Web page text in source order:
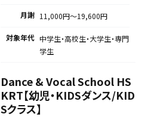
月謝 11,000円〜19,600円
対象年代 中学生・高校生・大学生・専門
学生
Dance & Vocal School HS
KRT【幼児・KIDSダンス/KID
Sクラス】